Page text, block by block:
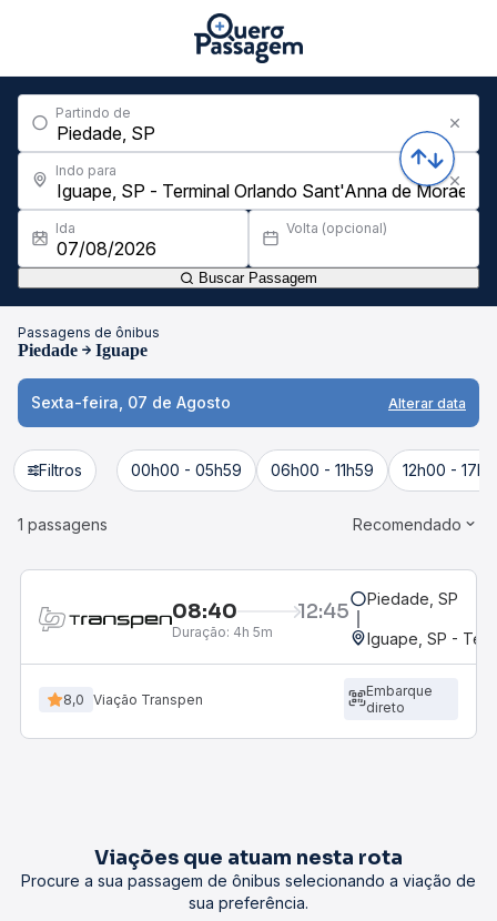
Partindo de
Indo para
Ida Volta (opcional)
Buscar Passagem
Passagens de ônibus
Piedade Iguape
Sexta-feira, 07 de Agosto Alterar data
Filtros 00h00 - 05h59 06h00 - 11h59 12h00 -
1 passagens Recomendado
08:40 12:45
Duração: 4h 5m
Piedade, SP
Iguape, SP -
8,0 Viação Transpen
Embarque
direto
Viações que atuam nesta rota
Procure a sua passagem de ônibus selecionando a viação de
sua preferência.